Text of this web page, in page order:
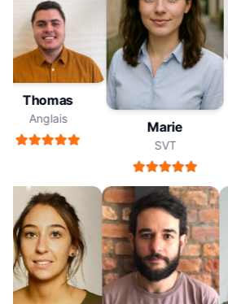
Thomas
Anglais
Marie
SVT